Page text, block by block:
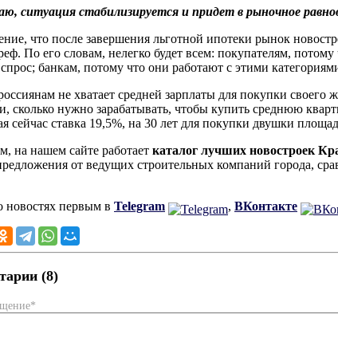
ситуация стабилизируется и придет в рыночное
что после завершения льготной ипотеки рынок
По его словам, нелегко будет всем: покупателям,
спрос; банкам, потому что они работают с этими
не хватает средней зарплаты для покупки
сколько нужно зарабатывать, чтобы купить среднюю
сейчас ставка 19,5%, на 30 лет для покупки двушки
на нашем сайте работает каталог лучших новостроек
от ведущих строительных компаний города,
новостях первым в Telegram , ВКонтакте
(8)